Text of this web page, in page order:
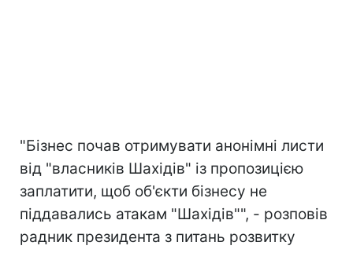
"Бізнес почав отримувати анонімні листи
від "власників Шахідів" із пропозицією
заплатити, щоб об'єкти бізнесу не
піддавались атакам "Шахідів"", - розповів
радник президента з питань розвитку